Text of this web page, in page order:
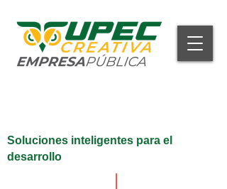
Soluciones inteligentes para el
desarrollo